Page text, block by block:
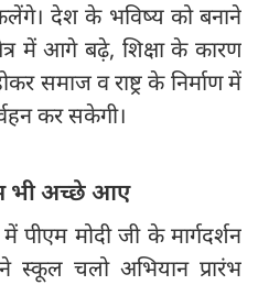
देश के भविष्य को बनाने
में आगे बढ़े, शिक्षा के कारण
समाज व राष्ट्र के निर्माण में
कर सकेगी।
भी अच्छे आए
पीएम मोदी जी के मार्गदर्शन
स्कूल चलो अभियान प्रारंभ